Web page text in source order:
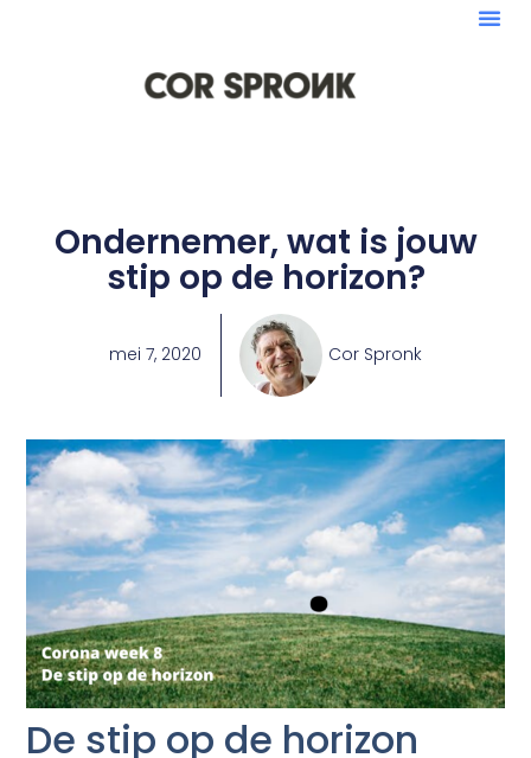
Ondernemer, wat is jouw
stip op de horizon?
mei 7, 2020 Cor Spronk
De stip op de horizon